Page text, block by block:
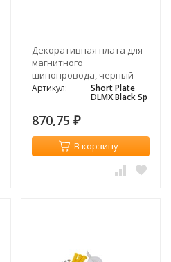
Декоративная плата для
магнитного
шинопровода, черный
Артикул: Short Plate
DLMX Black Sp
870,75 ₽
В корзину